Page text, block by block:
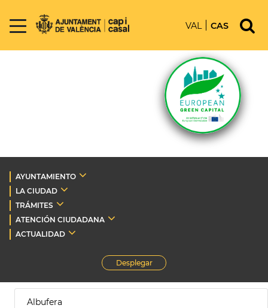
VAL CAS
AYUNTAMIENTO
LA CIUDAD
TRÁMITES
ATENCIÓN CIUDADANA
ACTUALIDAD
Desplegar
Albufera